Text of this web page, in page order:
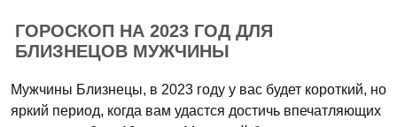
ГОРОСКОП НА 2023 ГОД ДЛЯ
БЛИЗНЕЦОВ МУЖЧИНЫ
Мужчины Близнецы, в 2023 году у вас будет короткий, но
яркий период, когда вам удастся достичь впечатляющих